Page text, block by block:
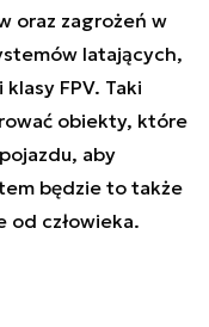
oraz zagrożeń w
latających,
FPV. Taki
obiekty, które
aby
będzie to także
od człowieka.